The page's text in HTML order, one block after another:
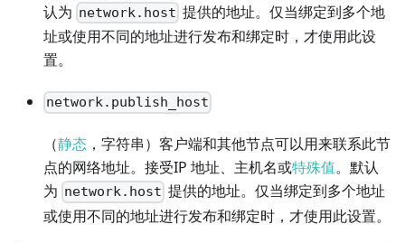
认为 network.host 提供的地址。仅当绑定到多个地
址或使用不同的地址进行发布和绑定时，才使用此设
置。
network.publish_host
（静态 ，字符串）客户端和其他节点可以用来联系此节
点的网络地址。接受IP 地址、主机名或特殊值。默认
为 network.host 提供的地址。仅当绑定到多个地址
或使用不同的地址进行发布和绑定时，才使用此设置。